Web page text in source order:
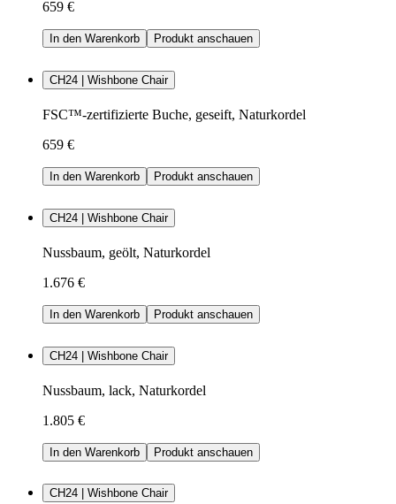
659 €
In den Warenkorb Produkt anschauen
CH24 | Wishbone Chair
FSC™-zertifizierte Buche, geseift, Naturkordel
659 €
In den Warenkorb Produkt anschauen
CH24 | Wishbone Chair
Nussbaum, geölt, Naturkordel
1.676 €
In den Warenkorb Produkt anschauen
CH24 | Wishbone Chair
Nussbaum, lack, Naturkordel
1.805 €
In den Warenkorb Produkt anschauen
CH24 | Wishbone Chair